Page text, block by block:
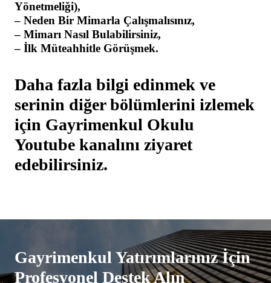
Yönetmeliği),
– Neden Bir Mimarla Çalışmalısınız,
– Mimarı Nasıl Bulabilirsiniz,
– İlk Müteahhitle Görüşmek.
Daha fazla bilgi edinmek ve
serinin diğer bölümlerini izlemek
için Gayrimenkul Okulu
Youtube kanalını ziyaret
edebilirsiniz.
Gayrimenkul Yatırımlarınız İçin
Profesyonel Destek Alın